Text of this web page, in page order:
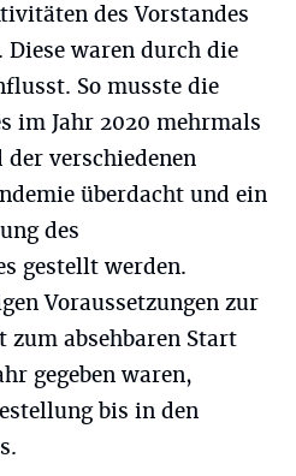
des Vorstandes
Diese waren durch die
So musste die
im Jahr 2020 mehrmals
verschiedenen
überdacht und ein
des
gestellt werden.
Voraussetzungen zur
absehbaren Start
gegeben waren,
bis in den